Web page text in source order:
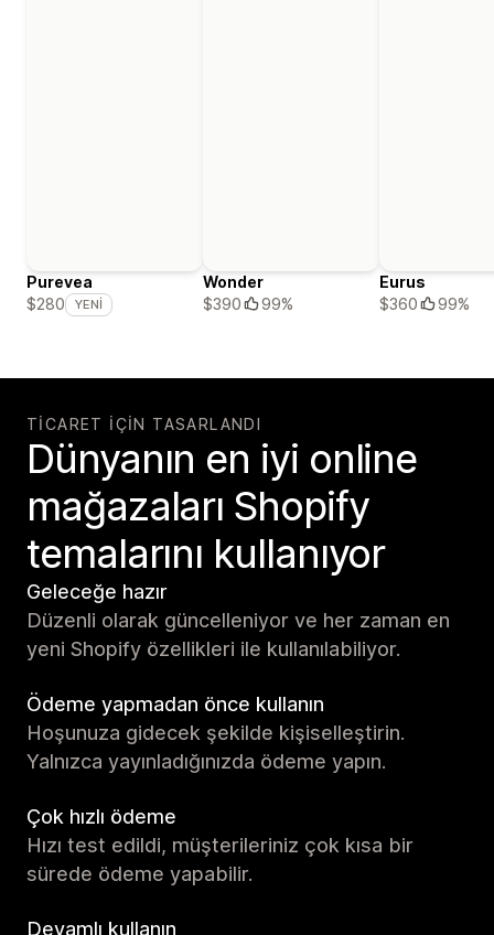
Purevea
$280
YENI
Wonder
$390
99%
Eurus
$360
99%
TICARET IÇIN TASARLANDI
Dünyanın en iyi online
mağazaları Shopify
temalarını kullanıyor
Geleceğe hazır
Düzenli olarak güncelleniyor ve her zaman en
yeni Shopify özellikleri ile kullanılabiliyor.
Ödeme yapmadan önce kullanın
Hoşunuza gidecek şekilde kişiselleştirin.
Yalnızca yayınladığınızda ödeme yapın.
Çok hızlı ödeme
Hızı test edildi, müşterileriniz çok kısa bir
sürede ödeme yapabilir.
Devamlı kullanın